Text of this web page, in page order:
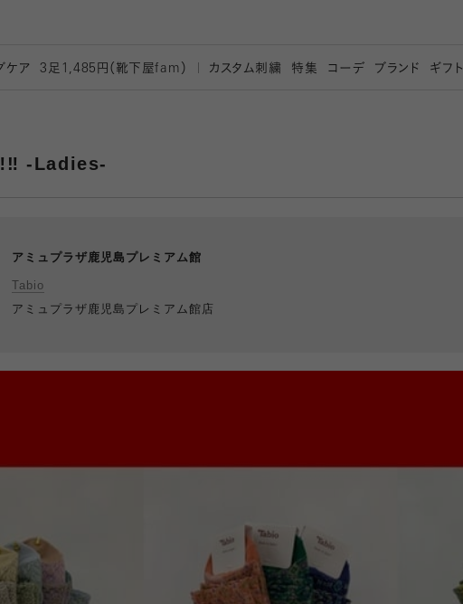
ケア 3 足1,485円（靴下屋fam） カスタム刺繍 特集 コーデ ブランド ギフト
-Ladies-
アミュプラザ鹿児島プレミアム館
Tabio
アミュプラザ鹿児島プレミアム館店